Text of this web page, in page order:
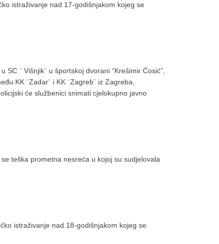
istraživanje nad 17-godišnjakom kojeg se
¨ Višnjik¨ u športskoj dvorani “Krešimir Ćosić”,
KK ¨Zadar¨ i KK ¨Zagreb¨ iz Zagreba,
će službenici snimati cjelokupno javno
teška prometna nesreća u kojoj su sudjelovala
istraživanje nad 18-godišnjakom kojeg se